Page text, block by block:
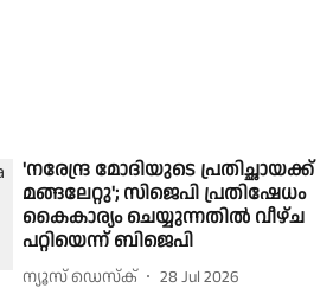
'നരേന്ദ്ര മോദിയുടെ പ്രതിച്ഛായക്ക്
മങ്ങലേറ്റു'; സിജെപി പ്രതിഷേധം
കൈകാര്യം ചെയ്യുന്നതിൽ വീഴ്ച
പറ്റിയെന്ന് ബിജെപി
ന്യൂസ് ഡെസ്ക് 28 Jul 2026